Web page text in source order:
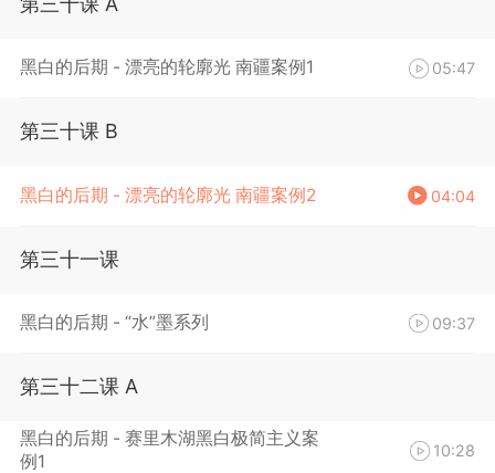
黑白的后期 - 漂亮的轮廓光 南疆案例1 05:47
第三十课 B
黑白的后期 - 漂亮的轮廓光 南疆案例2 04:04
第三十一课
黑白的后期 - “水”墨系列 09:37
第三十二课 A
黑白的后期 - 赛里木湖黑白极简主义案
例1
10:28